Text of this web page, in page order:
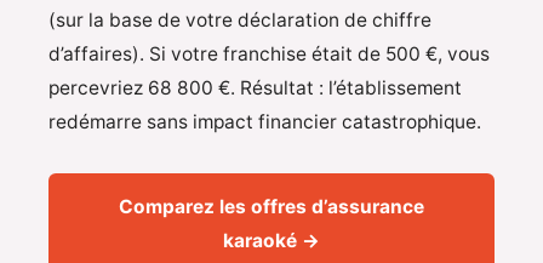
(sur la base de votre déclaration de chiffre
d’affaires). Si votre franchise était de 500 €, vous
percevriez 68 800 €. Résultat : l’établissement
redémarre sans impact financier catastrophique.
Comparez les offres d’assurance
karaoké →